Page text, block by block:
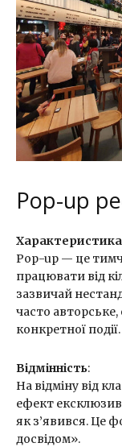
Pop-up
Характеристика
Pop-up — це
працювати від
зазвичай
часто
конкретної події.
Відмінність:
На відміну від
ефект
як з’явився. Це
досвідом».